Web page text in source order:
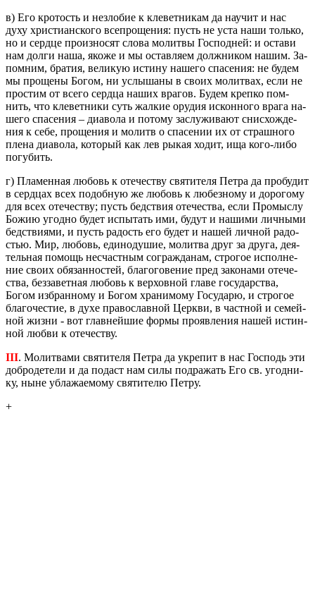
в) Его кро­тость и незло­бие к кле­вет­ни­кам да на­учит и нас
духу хри­сти­ан­ско­го все­про­ще­ния: пусть не уста наши толь­ко,
но и серд­це про­из­но­сят слова мо­лит­вы Гос­под­ней: и оста­ви
нам долги наша, якоже и мы остав­ля­ем долж­ни­ком нашим. За­
пом­ним, бра­тия, ве­ли­кую ис­ти­ну на­ше­го спа­се­ния: не будем
мы про­ще­ны Богом, ни услы­ша­ны в своих мо­лит­вах, если не
про­стим от всего серд­ца наших вра­гов. Будем креп­ко пом­
нить, что кле­вет­ни­ки суть жал­кие ору­дия ис­кон­но­го врага на­
ше­го спа­се­ния – диа­во­ла и по­то­му за­слу­жи­ва­ют снис­хож­де­
ния к себе, про­ще­ния и мо­литв о спа­се­нии их от страш­но­го
плена диа­во­ла, ко­то­рый как лев рыкая ходит, ища кого-либо
по­гу­бить.
г) Пла­мен­ная лю­бовь к оте­че­ству свя­ти­те­ля Петра да про­бу­дит
в серд­цах всех по­доб­ную же лю­бовь к лю­без­но­му и до­ро­го­му
для всех оте­че­ству; пусть бед­ствия оте­че­ства, если Про­мыс­лу
Божию угод­но будет ис­пы­тать ими, будут и на­ши­ми лич­ны­ми
бед­стви­я­ми, и пусть ра­дость его будет и нашей лич­ной ра­до­
стью. Мир, лю­бовь, еди­но­ду­шие, мо­лит­ва друг за друга, де­я­
тель­ная по­мощь несчаст­ным со­граж­да­нам, стро­гое ис­пол­не­
ние своих обя­зан­но­стей, бла­го­го­ве­ние пред за­ко­на­ми оте­че­
ства, без­за­вет­ная лю­бовь к вер­хов­ной главе го­су­дар­ства,
Богом из­бран­но­му и Богом хра­ни­мо­му Го­су­да­рю, и стро­гое
бла­го­че­стие, в духе пра­во­слав­ной Церк­ви, в част­ной и се­мей­
ной жизни - вот глав­ней­шие формы про­яв­ле­ния нашей ис­тин­
ной любви к оте­че­ству.
III. Мо­лит­ва­ми свя­ти­те­ля Петра да укре­пит в нас Гос­подь эти
доб­ро­де­те­ли и да по­даст нам силы под­ра­жать Его св. угод­ни­
ку, ныне убла­жа­е­мо­му свя­ти­те­лю Петру.
+